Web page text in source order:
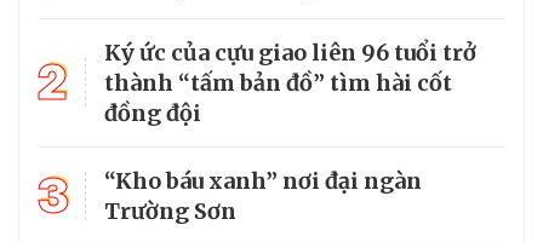
2
Ký ức của cựu giao liên 96 tuổi trở
thành “tấm bản đồ” tìm hài cốt
đồng đội
3
“Kho báu xanh” nơi đại ngàn
Trường Sơn